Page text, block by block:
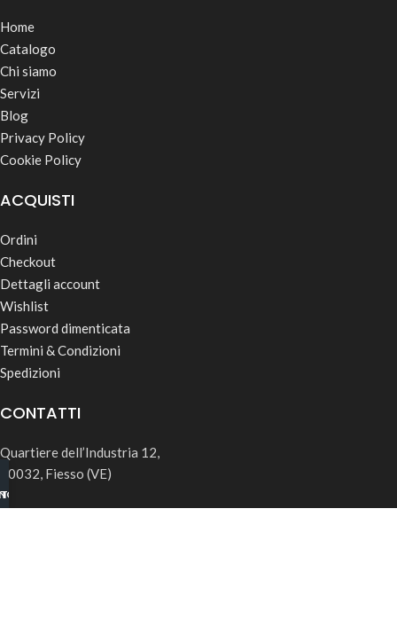
Home
Catalogo
Chi siamo
Servizi
Blog
Privacy Policy
Cookie Policy
ACQUISTI
Ordini
Checkout
Dettagli account
Wishlist
Password dimenticata
Termini & Condizioni
Spedizioni
CONTATTI
Quartiere dell’Industria 12,
30032, Fiesso (VE)
info@rk-distribution.com
B2B